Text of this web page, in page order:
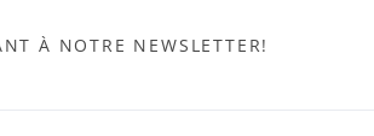
À NOTRE NEWSLETTER!